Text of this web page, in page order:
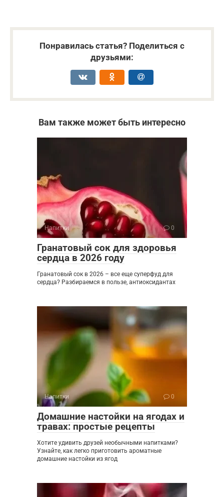
Понравилась статья? Поделиться с
друзьями:
Вам также может быть интересно
Напитки 0
Гранатовый сок для здоровья
сердца в 2026 году
Гранатовый сок в 2026 – все еще суперфуд для
сердца? Разбираемся в пользе, антиоксидантах
Напитки 0
Домашние настойки на ягодах и
травах: простые рецепты
Хотите удивить друзей необычными напитками?
Узнайте, как легко приготовить ароматные
домашние настойки из ягод